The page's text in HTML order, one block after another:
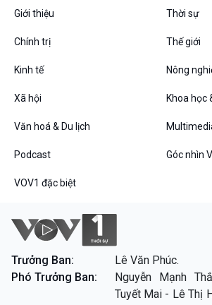
VOV1 đặc biệt
Chân dung cuộc sống
Các chương trình đặc biệt
Giới thiệu Thời sự
Chính trị Thế giới
Kinh tế Nông
Xã hội Khoa học
Văn hoá & Du lịch
Podcast Góc nhìn
VOV1 đặc biệt
Trưởng Ban:
Lê Văn Phúc.
Phó Trưởng Ban:
Nguyễn Mạnh
Tuyết Mai - Lê Thị